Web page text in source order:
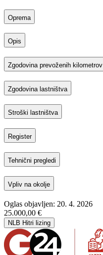
Oprema
Opis
Zgodovina prevoženih kilometrov
Zgodovina lastništva
Stroški lastništva
Register
Tehnični pregledi
Vpliv na okolje
Oglas objavljen: 20. 4. 2026
25.000,00 €
NLB Hitri lizing